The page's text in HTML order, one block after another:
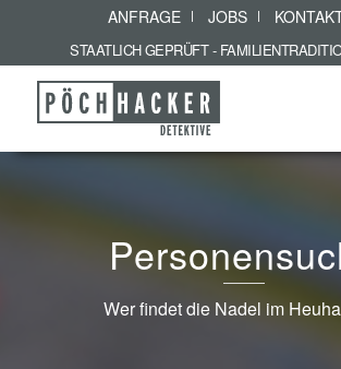
ANFRAGE JOBS
STAATLICH GEPRÜFT -
Wer findet die Nadel im